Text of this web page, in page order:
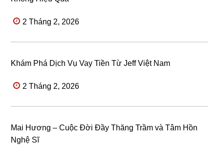
2 Tháng 2, 2026
Khám Phá Dịch Vụ Vay Tiền Từ Jeff Việt Nam
2 Tháng 2, 2026
Mai Hương – Cuộc Đời Đầy Thăng Trầm và Tâm Hồn
Nghệ Sĩ